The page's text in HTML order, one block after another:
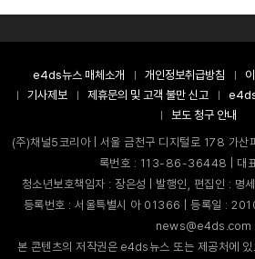
e4ds뉴스 매체소개 개인정보취급방침
기사제보
제휴문의 및 고객 불만 신고
보도 청구 안내
(주)채널5코리아 | 서울 금천구 디지털로 178 가
록번호 : 113-86-36448 | 대
청소년보호책임자 : 장은성 | 발행인, 편집인 :
등록번호 : 서울특별시 아 01366 | 등록일 :
news@e4ds.com
본 콘텐츠의 저작권은 e4ds뉴스 또는 제공처에